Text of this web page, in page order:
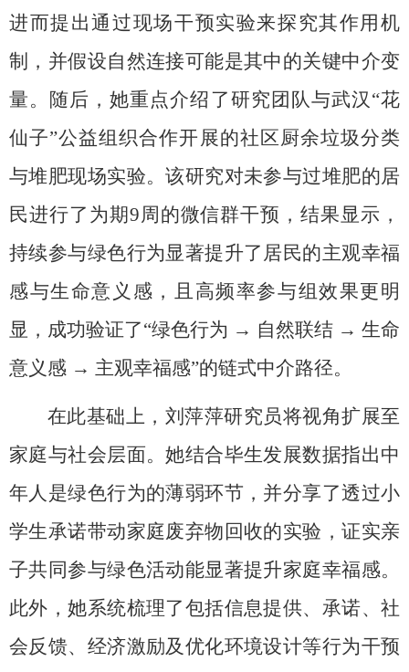
进而提出通过现场干预实验来探究其作用机
制，并假设自然连接可能是其中的关键中介变
量。随后，她重点介绍了研究团队与武汉“花
仙子”公益组织合作开展的社区厨余垃圾分类
与堆肥现场实验。该研究对未参与过堆肥的居
民进行了为期9周的微信群干预，结果显示，
持续参与绿色行为显著提升了居民的主观幸福
感与生命意义感，且高频率参与组效果更明
显，成功验证了“绿色行为 → 自然联结 → 生命
意义感 → 主观幸福感”的链式中介路径。
在此基础上，刘萍萍研究员将视角扩展至
家庭与社会层面。她结合毕生发展数据指出中
年人是绿色行为的薄弱环节，并分享了透过小
学生承诺带动家庭废弃物回收的实验，证实亲
子共同参与绿色活动能显著提升家庭幸福感。
此外，她系统梳理了包括信息提供、承诺、社
会反馈、经济激励及优化环境设计等行为干预